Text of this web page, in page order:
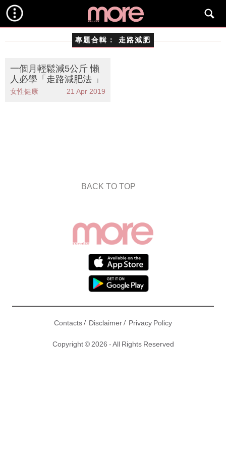
專題合輯： 走路減肥
一個月輕鬆減5公斤 懶
人必學「走路減肥法 」
女性健康 21 Apr 2019
BACK TO TOP
Contacts/ Disclaimer/ Privacy Policy
Copyright © 2026 - All Rights Reserved